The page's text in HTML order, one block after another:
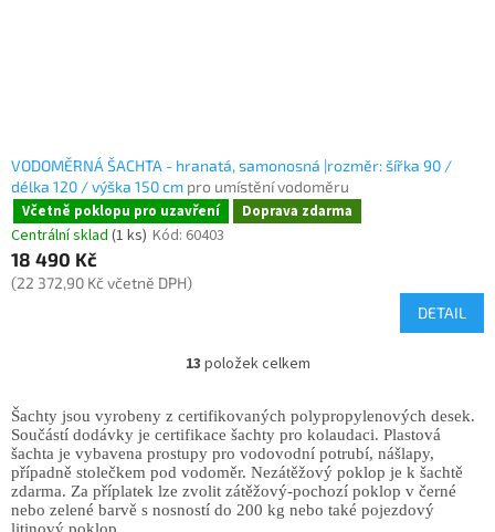
VODOMĚRNÁ ŠACHTA - hranatá, samonosná |rozměr: šířka 90 /
délka 120 / výška 150 cm pro umístění vodoměru
Včetně poklopu pro uzavření Doprava zdarma
Centrální sklad (1 ks) Kód: 60403
18 490 Kč
(22 372,90 Kč včetně DPH)
DETAIL
13 položek celkem
Šachty jsou vyrobeny z certifikovaných polypropylenových desek.
Součástí dodávky je certifikace šachty pro kolaudaci. Plastová
šachta je vybavena prostupy pro vodovodní potrubí, nášlapy,
případně stolečkem pod vodoměr. Nezátěžový poklop je k šachtě
zdarma. Za příplatek lze zvolit zátěžový-pochozí poklop v černé
nebo zelené barvě s nosností do 200 kg nebo také pojezdový